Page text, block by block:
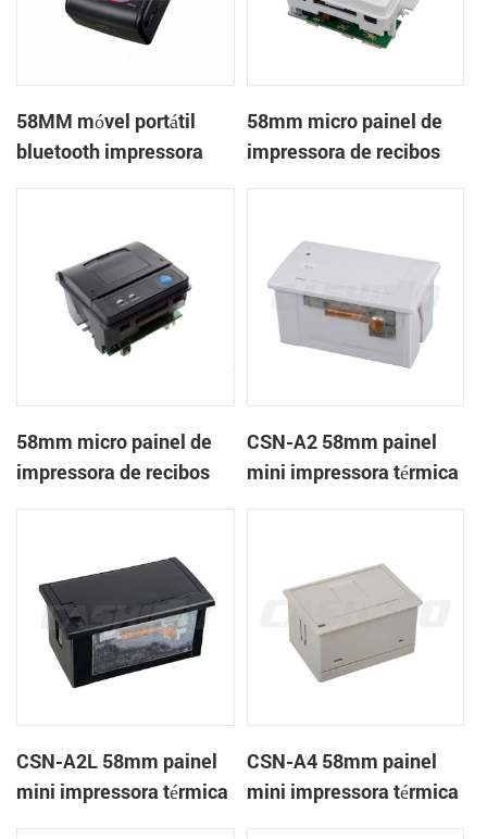
58MM móvel portátil
bluetooth impressora
58mm micro painel de
impressora de recibos
58mm micro painel de
impressora de recibos
CSN-A2 58mm painel
mini impressora térmica
CSN-A2L 58mm painel
mini impressora térmica
CSN-A4 58mm painel
mini impressora térmica